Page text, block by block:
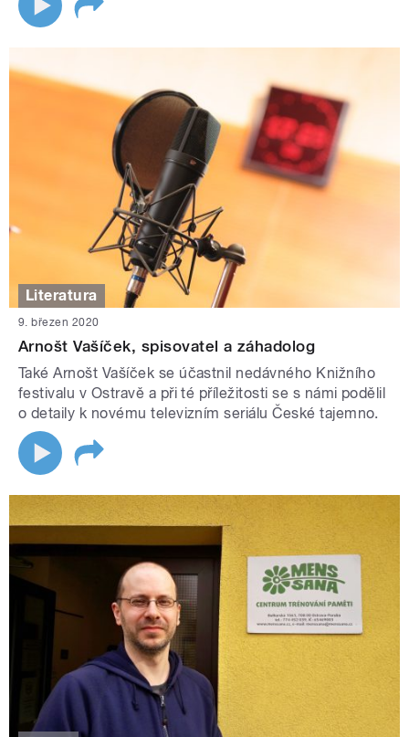
Literatura
9. březen 2020
Arnošt Vašíček, spisovatel a záhadolog
Také Arnošt Vašíček se účastnil nedávného Knižního
festivalu v Ostravě a při té příležitosti se s námi podělil
o detaily k novému televizním seriálu České tajemno.